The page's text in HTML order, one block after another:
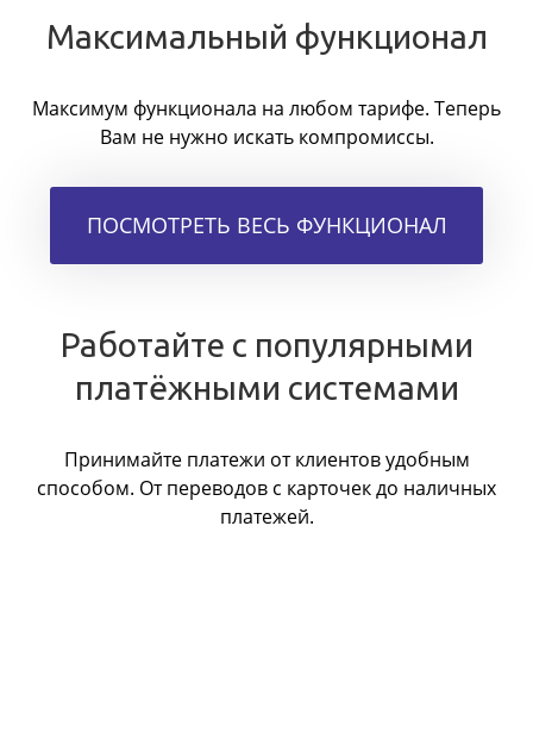
Максимальный функционал
Максимум функционала на любом тарифе. Теперь
Вам не нужно искать компромиссы.
ПОСМОТРЕТЬ ВЕСЬ ФУНКЦИОНАЛ
Работайте с популярными
платёжными системами
Принимайте платежи от клиентов удобным
способом. От переводов с карточек до наличных
платежей.